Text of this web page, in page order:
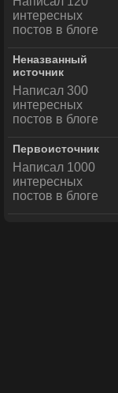
интересных
постов в блоге
Неназванный
источник
Написал 300
интересных
постов в блоге
Первоисточник
Написал 1000
интересных
постов в блоге